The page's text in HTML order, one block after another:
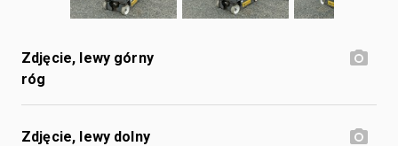
Zdjęcie, lewy górny
róg
Zdjęcie, lewy dolny